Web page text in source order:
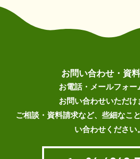
お問い合わせ・資
お電話・メールフォー
お問い合わせいただけ
ご相談・資料請求など、些細なこ
い合わせください。